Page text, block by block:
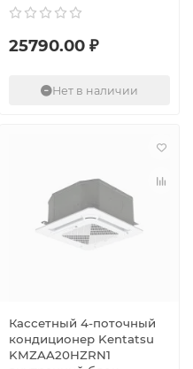
25790.00 ₽
Нет в наличии
Кассетный 4-поточный
кондиционер Kentatsu
KMZAA20HZRN1